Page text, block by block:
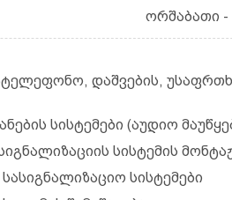
ორშაბათი -
დაშვების,
სისტემები (აუდიო
სისტემის
სისტემები